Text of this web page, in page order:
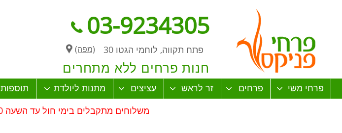
03-9234305
(מפה) פתח תקווה, לוחמי הגטו 30
חנות פרחים ללא מתחרים
פרחי משי פרחים זר לראש עציצים מתנות ליולדת תוספות
משלוחים מתקבלים בימי חול עד השעה 16:00 ובימי שישי עד השעה 13:00